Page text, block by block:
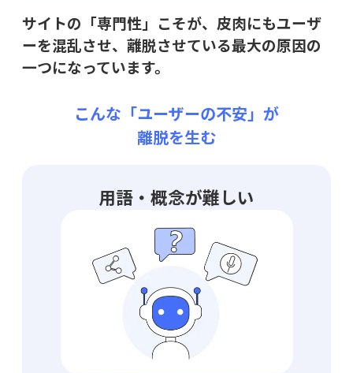
サイトの「専門性」こそが、皮肉にもユーザ
ーを混乱させ、離脱させている最大の原因の
一つになっています。
こんな「ユーザーの不安」が
離脱を生む
用語・概念が難しい